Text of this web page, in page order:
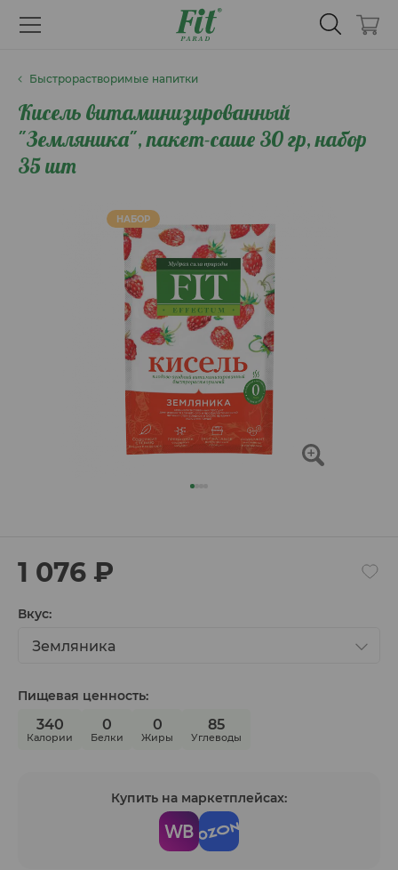
Быстрорастворимые напитки
Кисель витаминизированный
"Земляника", пакет-саше 30 гр, набор
35 шт
НАБОР
1 076 ₽
Вкус:
Земляника
Пищевая ценность:
340
Калории
0
Белки
0
Жиры
85
Углеводы
Купить на маркетплейсах: